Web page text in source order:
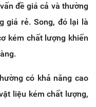
đề giá cả và thường
giá rẻ. Song, đó lại là
kém chất lượng khiến
có khả năng cao
liệu kém chất lượng,